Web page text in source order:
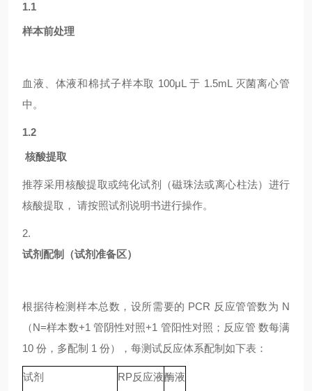
1.1
样本前处理
血液、体液和棉拭子样本取 100μL 于 1.5mL 灭菌离心管
中。
1.2
核酸提取
推荐采用核酸提取或纯化试剂（磁珠法或离心柱法）进行
核酸提取， 请按照试剂说明书进行操作。
2.
试剂配制（试剂准备区）
根据待检测样本总数，设所需要的 PCR 反应管管数为 N
（N=样本数+1 管阴性对照+1 管阳性对照；反应管 数每满
10 份，多配制 1 份），每测试反应体系配制如下表：
试剂 RP反应液酶液